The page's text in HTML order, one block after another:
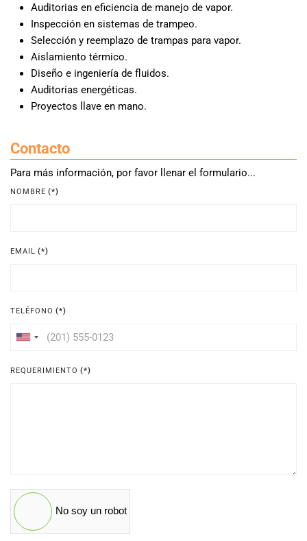
Auditorias en eficiencia de manejo de vapor.
Inspección en sistemas de trampeo.
Selección y reemplazo de trampas para vapor.
Aislamiento térmico.
Diseño e ingeniería de fluidos.
Auditorias energéticas.
Proyectos llave en mano.
Contacto
Para más información, por favor llenar el formulario...
NOMBRE (*)
EMAIL (*)
TELÉFONO (*)
United
+1
REQUERIMIENTO (*)
No soy un robot